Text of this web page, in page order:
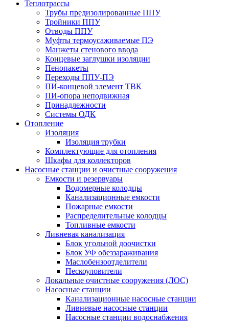
Теплотрассы
Трубы предизолированные ППУ
Тройники ППУ
Отводы ППУ
Муфты термоусаживаемые ПЭ
Манжеты стенового ввода
Концевые заглушки изоляции
Пенопакеты
Переходы ППУ-ПЭ
ПИ-концевой элемент ТВК
ПИ-опора неподвижная
Принадлежности
Системы ОДК
Отопление
Изоляция
Изоляция трубки
Комплектующие для отопления
Шкафы для коллекторов
Насосные станции и очистные сооружения
Емкости и резервуары
Водомерные колодцы
Канализационные емкости
Пожарные емкости
Распределительные колодцы
Топливные емкости
Ливневая канализация
Блок угольной доочистки
Блок УФ обеззараживания
Маслобензоотделители
Пескоуловители
Локальные очистные сооружения (ЛОС)
Насосные станции
Канализационные насосные станции
Ливневые насосные станции
Насосные станции водоснабжения